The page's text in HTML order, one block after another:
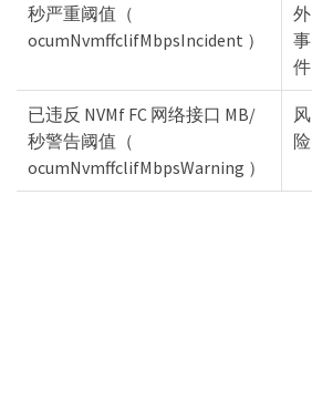
秒严重阈值（
ocumNvmffclifMbpsIncident ）
外
事
件
已违反 NVMf FC 网络接口 MB/
秒警告阈值（
ocumNvmffclifMbpsWarning ）
风
险